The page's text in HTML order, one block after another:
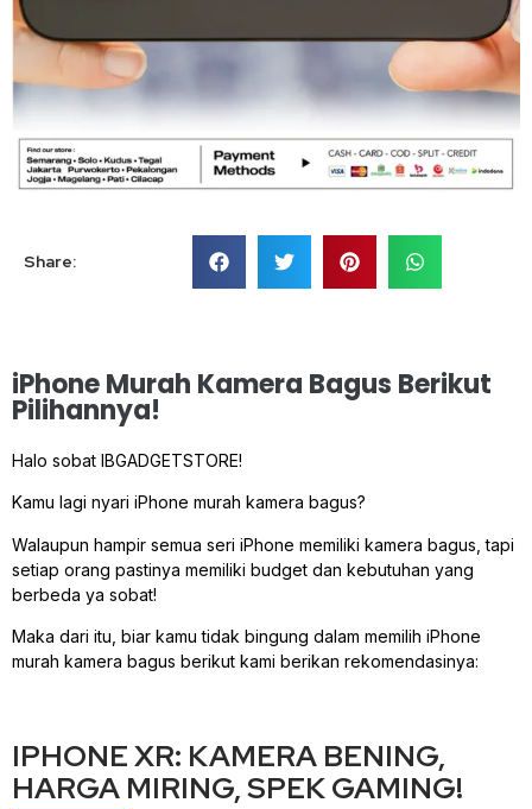
Share:
iPhone Murah Kamera Bagus Berikut
Pilihannya!
Halo sobat IBGADGETSTORE!
Kamu lagi nyari iPhone murah kamera bagus?
Walaupun hampir semua seri iPhone memiliki kamera bagus, tapi
setiap orang pastinya memiliki budget dan kebutuhan yang
berbeda ya sobat!
Maka dari itu, biar kamu tidak bingung dalam memilih iPhone
murah kamera bagus berikut kami berikan rekomendasinya:
IPHONE XR: KAMERA BENING,
HARGA MIRING, SPEK GAMING!